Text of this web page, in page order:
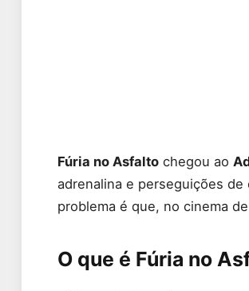
Fúria no Asfalto chegou ao
adrenalina e perseguições
problema é que, no cinema
O que é Fúria no